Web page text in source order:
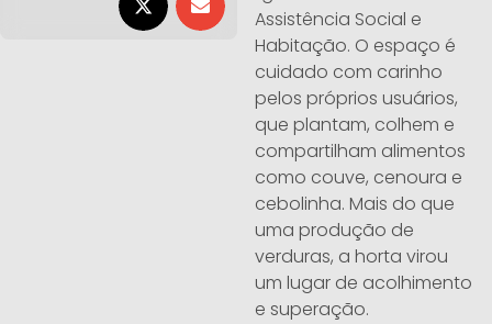
Assistência Social e
Habitação. O espaço é
cuidado com carinho
pelos próprios usuários,
que plantam, colhem e
compartilham alimentos
como couve, cenoura e
cebolinha. Mais do que
uma produção de
verduras, a horta virou
um lugar de acolhimento
e superação.